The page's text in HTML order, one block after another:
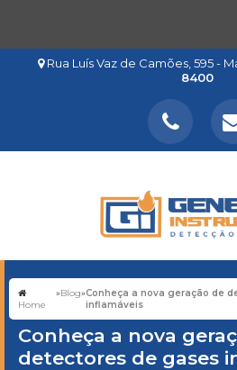
Rua Luís Vaz de Camões, 595 -
8400
Home
»Blog»Conheça a nova geração de
inflamáveis
Conheça a nova
detectores de gases